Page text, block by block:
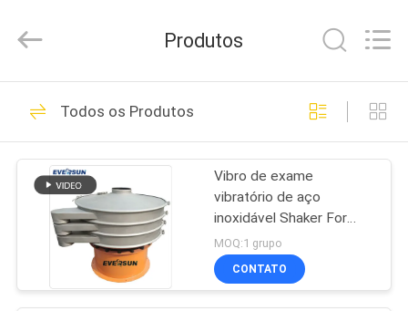
CASA
PRODUTOS
SHOW
(Henan)
Rights
Máquina vibratório
da seleção
185
84
Produtos
Todos os Produtos
Vibro de exame
vibratório de aço
inoxidável Shaker For
Sieving Silica Sand da
máquina
MOQ:1 grupo
CONTATO